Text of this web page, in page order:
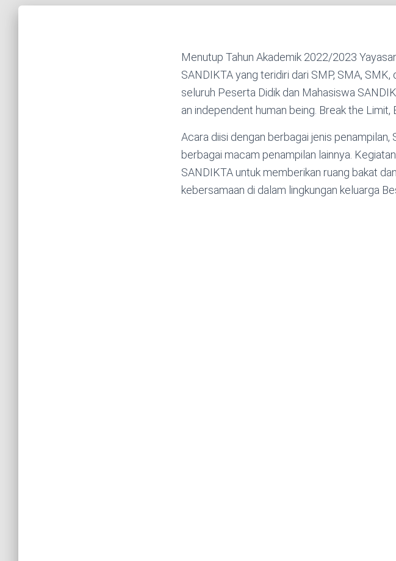
Menutup Tahun Akademik 2022/2023
SANDIKTA yang teridiri dari SMP, SMA,
seluruh Peserta Didik dan Mahasiswa
an independent human being. Break the Limit,
Acara diisi dengan berbagai jenis penampilan,
berbagai macam penampilan lainnya.
SANDIKTA untuk memberikan ruang bakat
kebersamaan di dalam lingkungan keluarga